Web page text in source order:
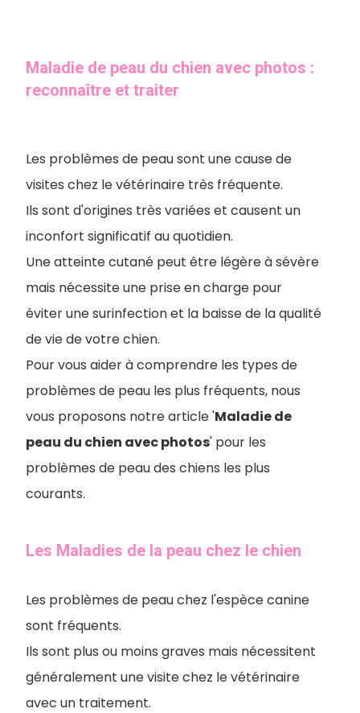
Maladie de peau du chien avec photos :
reconnaître et traiter
Les problèmes de peau sont une cause de
visites chez le vétérinaire très fréquente.
Ils sont d'origines très variées et causent un
inconfort significatif au quotidien.
Une atteinte cutané peut être légère à sévère
mais nécessite une prise en charge pour
éviter une surinfection et la baisse de la qualité
de vie de votre chien.
Pour vous aider à comprendre les types de
problèmes de peau les plus fréquents, nous
vous proposons notre article 'Maladie de
peau du chien avec photos' pour les
problèmes de peau des chiens les plus
courants.
Les Maladies de la peau chez le chien
Les problèmes de peau chez l'espèce canine
sont fréquents.
Ils sont plus ou moins graves mais nécessitent
généralement une visite chez le vétérinaire
avec un traitement.